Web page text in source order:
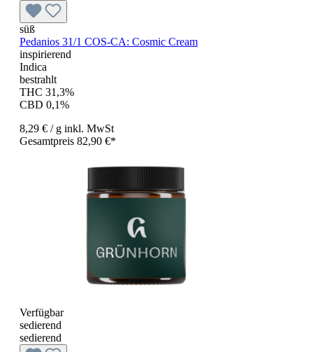
süß
Pedanios 31/1 COS-CA: Cosmic Cream
inspirierend
Indica
bestrahlt
THC 31,3%
CBD 0,1%
8,29 € / g inkl. MwSt
Gesamtpreis 82,90 €*
Verfügbar
sedierend
sedierend